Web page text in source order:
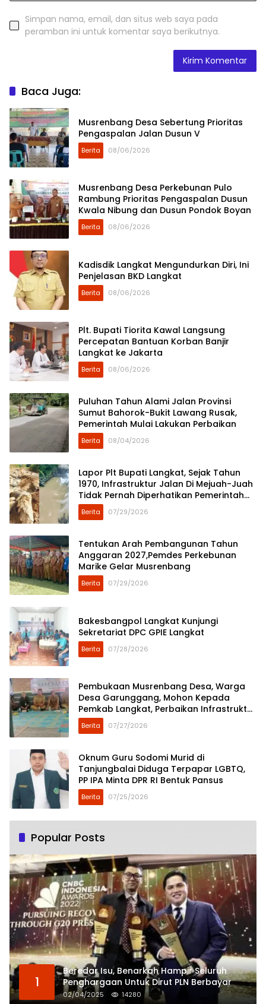
Simpan nama, email, dan situs web saya pada
peramban ini untuk komentar saya berikutnya.
Baca Juga:
Musrenbang Desa Sebertung Prioritas
Pengaspalan Jalan Dusun V
Berita 08/06/2026
Musrenbang Desa Perkebunan Pulo
Rambung Prioritas Pengaspalan Dusun
Kwala Nibung dan Dusun Pondok Boyan
Berita 08/06/2026
Kadisdik Langkat Mengundurkan Diri, Ini
Penjelasan BKD Langkat
Berita 08/06/2026
Plt. Bupati Tiorita Kawal Langsung
Percepatan Bantuan Korban Banjir
Langkat ke Jakarta
Berita 08/06/2026
Puluhan Tahun Alami Jalan Provinsi
Sumut Bahorok-Bukit Lawang Rusak,
Pemerintah Mulai Lakukan Perbaikan
Berita 08/04/2026
Lapor Plt Bupati Langkat, Sejak Tahun
1970, Infrastruktur Jalan Di Mejuah-Juah
Tidak Pernah Diperhatikan Pemerintah
Kabupaten Langkat
Berita 07/29/2026
Tentukan Arah Pembangunan Tahun
Anggaran 2027,Pemdes Perkebunan
Marike Gelar Musrenbang
Berita 07/29/2026
Bakesbangpol Langkat Kunjungi
Sekretariat DPC GPIE Langkat
Berita 07/28/2026
Pembukaan Musrenbang Desa, Warga
Desa Garunggang, Mohon Kepada
Pemkab Langkat, Perbaikan Infrastruktur
di Dusun Mejuah-Juah
Berita 07/27/2026
Oknum Guru Sodomi Murid di
Tanjungbalai Diduga Terpapar LGBTQ,
PP IPA Minta DPR RI Bentuk Pansus
Berita 07/25/2026
Popular Posts
1
Beredar Isu, Benarkah Hampir Seluruh
Penghargaan Untuk Dirut PLN Berbayar
02/04/2025 14280